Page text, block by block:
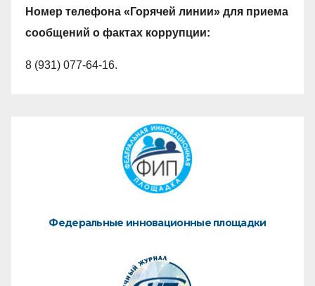
Номер телефона «Горячей линии» для приема
сообщений о фактах коррупции:
8 (931) 077-64-16.
Федеральные инновационные площадки